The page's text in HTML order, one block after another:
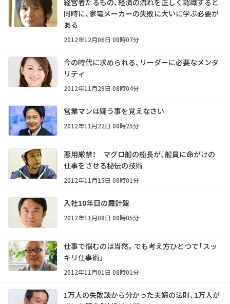
同時に、家電メーカーの失敗に大いに学ぶ必要が
ある
2012年12月06日 08時07分
今の時代に求められる、リーダーに必要なメンタ
リティ
2012年11月29日 08時04分
営業マンは疑う事を覚えなさい
2012年11月22日 08時25分
悪用厳禁！ マグロ船の船長が、船員に命がけの
仕事をさせる秘伝の技術
2012年11月15日 08時01分
入社10年目の羅針盤
2012年11月08日 08時05分
仕事で悩むのは当然。でも考え方ひとつで「スッ
キリ仕事術」
2012年11月01日 08時01分
1万人の失敗談から分かった夫婦の法則、1万人が